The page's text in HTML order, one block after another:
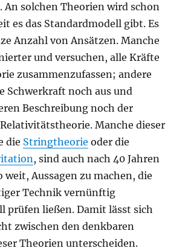
An solchen Theorien wird schon
es das Standardmodell gibt. Es
Anzahl von Ansätzen. Manche
und versuchen, alle Kräfte
zusammenzufassen; andere
Schwerkraft noch aus und
Beschreibung noch der
Manche dieser
die Stringtheorie oder die
, sind auch nach 40 Jahren
weit, Aussagen zu machen, die
Technik vernünftig
prüfen ließen. Damit lässt sich
zwischen den denkbaren
Theorien unterscheiden.